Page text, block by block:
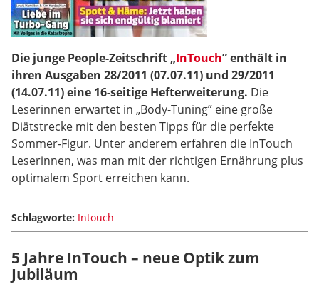
Die junge People-Zeitschrift „InTouch” enthält in
ihren Ausgaben 28/2011 (07.07.11) und 29/2011
(14.07.11) eine 16-seitige Hefterweiterung. Die
Leserinnen erwartet in „Body-Tuning” eine große
Diätstrecke mit den besten Tipps für die perfekte
Sommer-Figur. Unter anderem erfahren die InTouch
Leserinnen, was man mit der richtigen Ernährung plus
optimalem Sport erreichen kann.
Schlagworte: Intouch
5 Jahre InTouch – neue Optik zum
Jubiläum